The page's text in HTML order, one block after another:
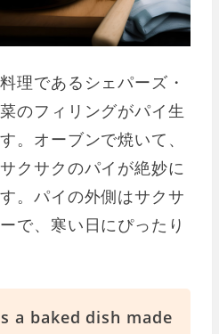
理であるシェパーズ・
のフィリングがパイ生
。オーブンで焼いて、
クサクのパイが絶妙に
。パイの外側はサクサ
で、寒い日にぴったり
a baked dish made